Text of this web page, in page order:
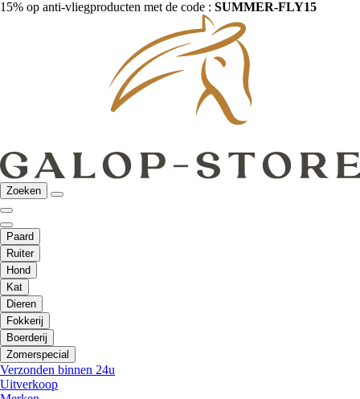
15% op anti-vliegproducten met de code : SUMMER-FLY15
Zoeken
Paard
Ruiter
Hond
Kat
Dieren
Fokkerij
Boerderij
Zomerspecial
Verzonden binnen 24u
Uitverkoop